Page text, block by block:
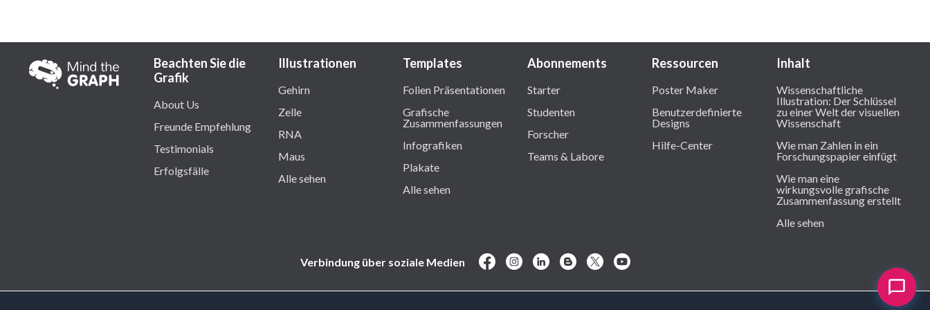
Beachten Sie die
Grafik
About Us
Freunde Empfehlung
Testimonials
Erfolgsfälle
Illustrationen
Gehirn
Zelle
RNA
Maus
Alle sehen
Templates
Folien Präsentationen
Grafische
Zusammenfassungen
Infografiken
Plakate
Alle sehen
Abonnements
Starter
Studenten
Forscher
Teams & Labore
Ressourcen
Poster Maker
Benutzerdefinierte
Designs
Hilfe-Center
Inhalt
Wissenschaftliche
Illustration: Der Schlüssel
zu einer Welt der visuellen
Wissenschaft
Wie man Zahlen in ein
Forschungspapier einfügt
Wie man eine
wirkungsvolle grafische
Zusammenfassung erstellt
Alle sehen
Verbindung über soziale Medien